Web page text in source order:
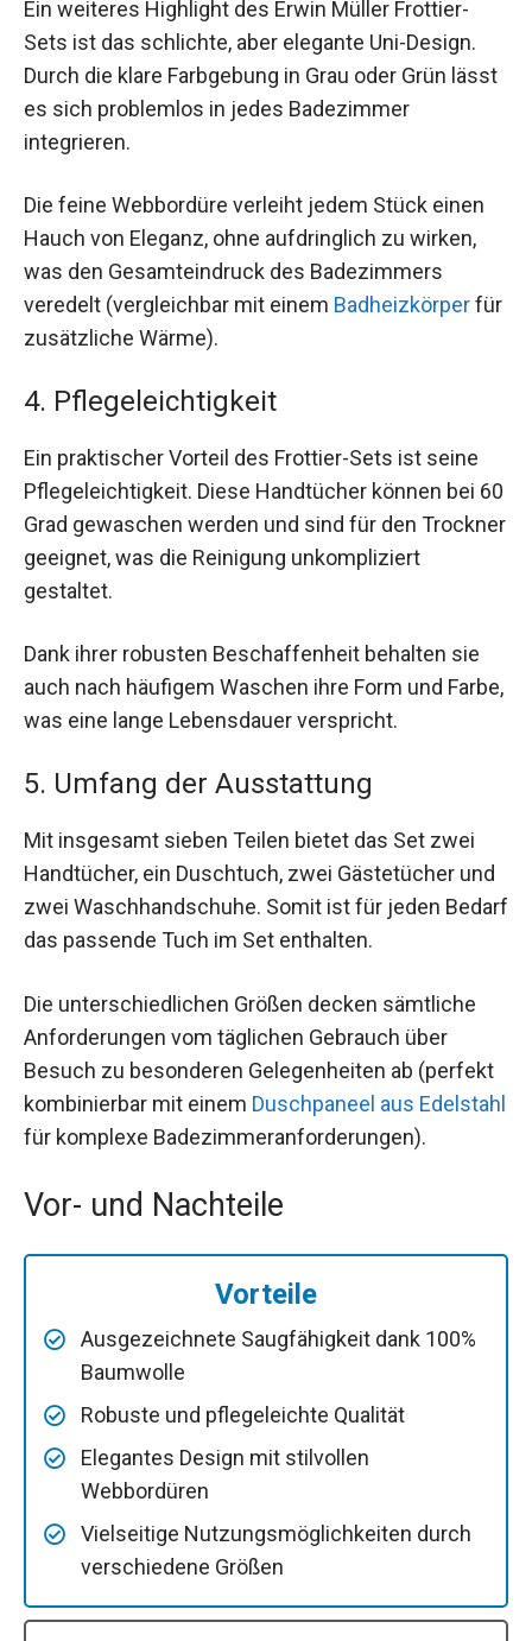
Ein weiteres Highlight des Erwin Müller Frottier-
Sets ist das schlichte, aber elegante Uni-Design.
Durch die klare Farbgebung in Grau oder Grün lässt
es sich problemlos in jedes Badezimmer
integrieren.
Die feine Webbordüre verleiht jedem Stück einen
Hauch von Eleganz, ohne aufdringlich zu wirken,
was den Gesamteindruck des Badezimmers
veredelt (vergleichbar mit einem Badheizkörperfür
zusätzliche Wärme).
4. Pflegeleichtigkeit
Ein praktischer Vorteil des Frottier-Sets ist seine
Pflegeleichtigkeit. Diese Handtücher können bei 60
Grad gewaschen werden und sind für den Trockner
geeignet, was die Reinigung unkompliziert
gestaltet.
Dank ihrer robusten Beschaffenheit behalten sie
auch nach häufigem Waschen ihre Form und Farbe,
was eine lange Lebensdauer verspricht.
5. Umfang der Ausstattung
Mit insgesamt sieben Teilen bietet das Set zwei
Handtücher, ein Duschtuch, zwei Gästetücher und
zwei Waschhandschuhe. Somit ist für jeden Bedarf
das passende Tuch im Set enthalten.
Die unterschiedlichen Größen decken sämtliche
Anforderungen vom täglichen Gebrauch über
Besuch zu besonderen Gelegenheiten ab (perfekt
kombinierbar mit einem Duschpaneel aus Edelstahl
für komplexe Badezimmeranforderungen).
Vor- und Nachteile
Vorteile
Ausgezeichnete Saugfähigkeit dank 100%
Baumwolle
Robuste und pflegeleichte Qualität
Elegantes Design mit stilvollen
Webbordüren
Vielseitige Nutzungsmöglichkeiten durch
verschiedene Größen